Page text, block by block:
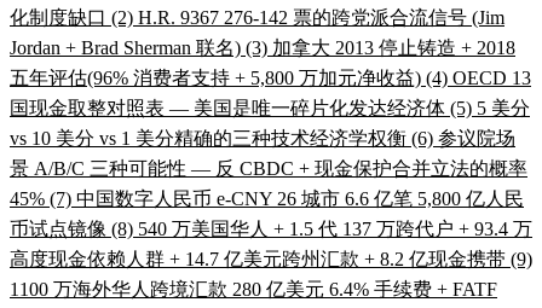
化制度缺口 (2) H.R. 9367 276-142 票的跨党派合流信号 (Jim
Jordan + Brad Sherman 联名) (3) 加拿大 2013 停止铸造 + 2018
五年评估(96% 消费者支持 + 5,800 万加元净收益) (4) OECD 13
国现金取整对照表 — 美国是唯一碎片化发达经济体 (5) 5 美分
vs 10 美分 vs 1 美分精确的三种技术经济学权衡 (6) 参议院场
景 A/B/C 三种可能性 — 反 CBDC + 现金保护合并立法的概率
45% (7) 中国数字人民币 e-CNY 26 城市 6.6 亿笔 5,800 亿人民
币试点镜像 (8) 540 万美国华人 + 1.5 代 137 万跨代户 + 93.4 万
高度现金依赖人群 + 14.7 亿美元跨州汇款 + 8.2 亿现金携带 (9)
1100 万海外华人跨境汇款 280 亿美元 6.4% 手续费 + FATF